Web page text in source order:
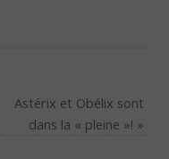
Astérix et Obélix sont
dans la « pleine »! »